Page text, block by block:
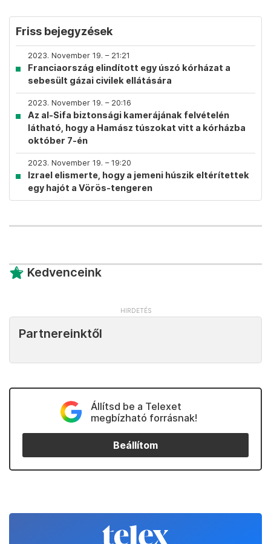
Friss bejegyzések
2023. November 19. – 21:21
Franciaország elindított egy úszó kórházat a
sebesült gázai civilek ellátására
2023. November 19. – 20:16
Az al-Sifa biztonsági kamerájának felvételén
látható, hogy a Hamász túszokat vitt a kórházba
október 7-én
2023. November 19. – 19:20
Izrael elismerte, hogy a jemeni húszik eltérítettek
egy hajót a Vörös-tengeren
Kedvenceink
Partnereinktől
Állítsd be a Telexet
megbízható forrásnak!
Beállítom